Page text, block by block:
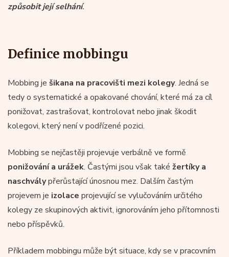
způsobit její selhání.
Definice mobbingu
Mobbing je šikana na pracovišti mezi kolegy. Jedná se
tedy o systematické a opakované chování, které má za cíl
ponižovat, zastrašovat, kontrolovat nebo jinak škodit
kolegovi, který není v podřízené pozici.
Mobbing se nejčastěji projevuje verbálně ve formě
ponižování a urážek. Častými jsou však také žertíky a
naschválypřerůstající únosnou mez. Dalším častým
projevem je izolace projevující se vylučováním určitého
kolegy ze skupinových aktivit, ignorováním jeho přítomnosti
nebo příspěvků.
Příkladem mobbingu může být situace, kdy se v pracovním